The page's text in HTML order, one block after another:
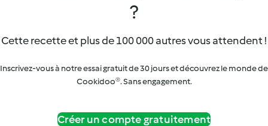
?
Cette recette et plus de 100 000 autres vous attendent !
Inscrivez-vous à notre essai gratuit de 30 jours et découvrez le monde de
Cookidoo®. Sans engagement.
Créer un compte gratuitement